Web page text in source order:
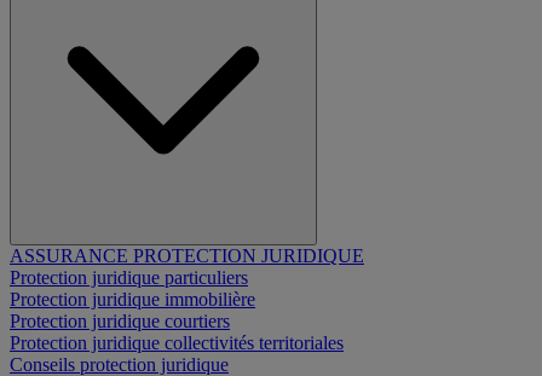
ASSURANCE PROTECTION JURIDIQUE
Protection juridique particuliers
Protection juridique immobilière
Protection juridique courtiers
Protection juridique collectivités territoriales
Conseils protection juridique